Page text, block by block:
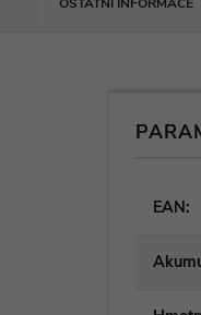
EAN: